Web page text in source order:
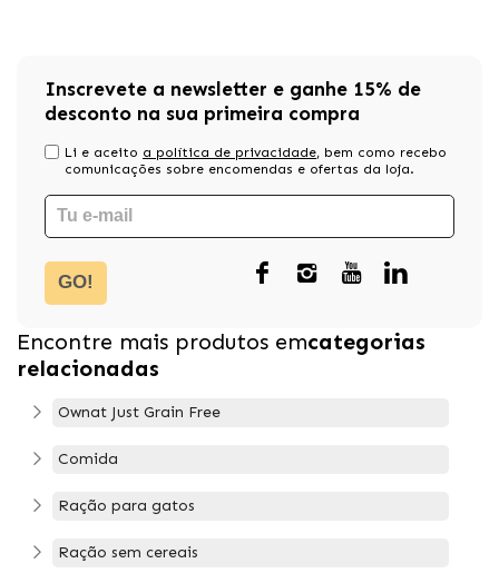
Inscrevete a newsletter e ganhe 15% de
desconto na sua primeira compra
Li e aceito a política de privacidade, bem como recebo
comunicações sobre encomendas e ofertas da loja.
GO!
Encontre mais produtos emcategorias
relacionadas
Ownat Just Grain Free
Comida
Ração para gatos
Ração sem cereais